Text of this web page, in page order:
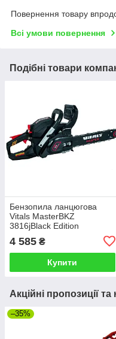
Повернення товару
Всі умови повернення
Подібні товари
Бензопила ланцюгова
Vitals MasterBKZ
3816jBlack Edition
4 585 ₴
Купити
Акційні пропозиції
–35%